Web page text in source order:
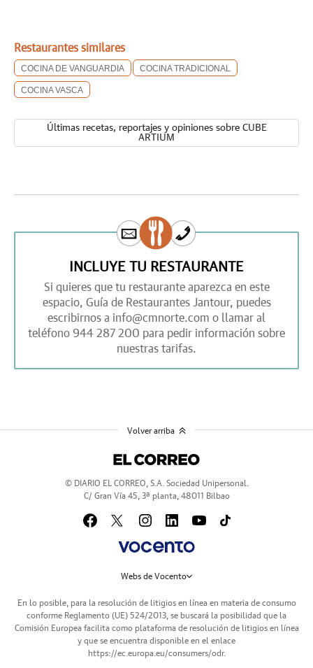
Restaurantes similares
COCINA DE VANGUARDIA COCINA TRADICIONAL
COCINA VASCA
Últimas recetas, reportajes y opiniones sobre CUBE
ARTIUM
INCLUYE TU RESTAURANTE
Si quieres que tu restaurante aparezca en este
espacio, Guía de Restaurantes Jantour, puedes
escribirnos a info@cmnorte.com o llamar al
teléfono 944 287 200 para pedir información sobre
nuestras tarifas.
© DIARIO EL CORREO, S.A. Sociedad Unipersonal.
C/ Gran Vía 45, 3ª planta, 48011 Bilbao
Webs de Vocento
En lo posible, para la resolución de litigios en línea en materia de consumo
conforme Reglamento (UE) 524/2013, se buscará la posibilidad que la
Comisión Europea facilita como plataforma de resolución de litigios en línea
y que se encuentra disponible en el enlace
https://ec.europa.eu/consumers/odr.
Volver arriba